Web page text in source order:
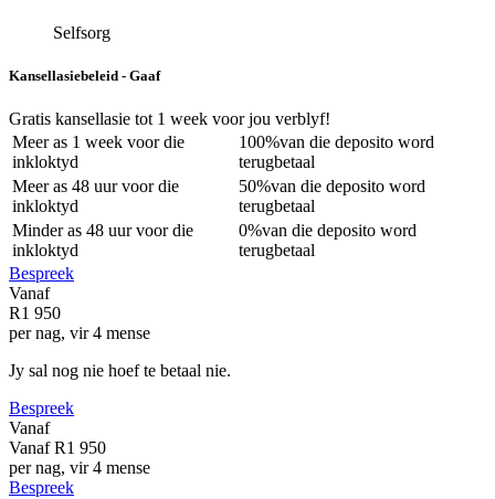
Selfsorg
Kansellasiebeleid - Gaaf
Gratis kansellasie tot 1 week voor jou verblyf!
Meer as 1 week voor die
inkloktyd
100%van die deposito word
terugbetaal
Meer as 48 uurvoor die
inkloktyd
50%van die deposito word
terugbetaal
Minder as 48 uurvoor die
inkloktyd
0%van die deposito word
terugbetaal
Bespreek
Vanaf
R1 950
per nag, vir 4 mense
Jy sal nog nie hoef te betaal nie.
Bespreek
Vanaf
Vanaf R1 950
per nag, vir 4 mense
Bespreek